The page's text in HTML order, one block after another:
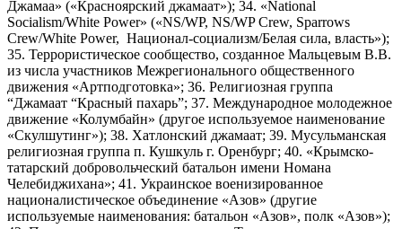
Джамаа» («Красноярский джамаат»); 34. «National
Socialism/White Power» («NS/WP, NS/WP Crew, Sparrows
Crew/White Power, Национал-социализм/Белая сила, власть»);
35. Террористическое сообщество, созданное Мальцевым В.В.
из числа участников Межрегионального общественного
движения «Артподготовка»; 36. Религиозная группа
“Джамаат “Красный пахарь”; 37. Международное молодежное
движение «Колумбайн» (другое используемое наименование
«Скулшутинг»); 38. Хатлонский джамаат; 39. Мусульманская
религиозная группа п. Кушкуль г. Оренбург; 40. «Крымско-
татарский добровольческий батальон имени Номана
Челебиджихана»; 41. Украинское военизированное
националистическое объединение «Азов» (другие
используемые наименования: батальон «Азов», полк «Азов»);